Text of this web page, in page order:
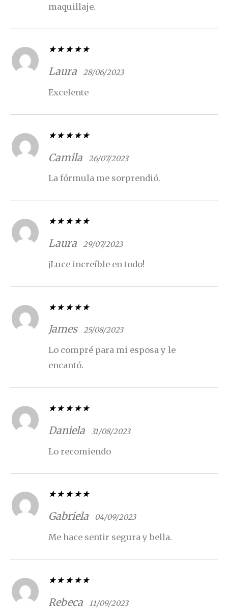
maquillaje.
5de 5
Laura 28/06/2023
Excelente
5de 5
Camila 26/07/2023
La fórmula me sorprendió.
5de 5
Laura 29/07/2023
¡Luce increíble en todo!
5de 5
James 25/08/2023
Lo compré para mi esposa y le
encantó.
5de 5
Daniela 31/08/2023
Lo recomiendo
5de 5
Gabriela 04/09/2023
Me hace sentir segura y bella.
5de 5
Rebeca 11/09/2023